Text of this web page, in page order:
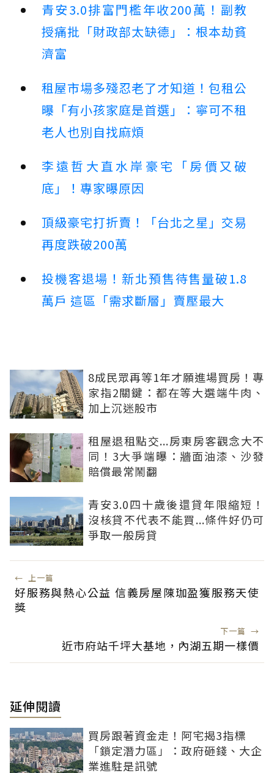
青安3.0排富門檻年收200萬！副教
授痛批「財政部太缺德」：根本劫貧
濟富
租屋市場多殘忍老了才知道！包租公
曝「有小孩家庭是首選」：寧可不租
老人也別自找麻煩
李遠哲大直水岸豪宅「房價又破
底」！專家曝原因
頂級豪宅打折賣！「台北之星」交易
再度跌破200萬
投機客退場！新北預售待售量破1.8
萬戶 這區「需求斷層」賣壓最大
8成民眾再等1年才願進場買房！專
家指2關鍵：都在等大選端牛肉、
加上沉迷股市
租屋退租點交...房東房客觀念大不
同！3大爭端曝：牆面油漆、沙發
賠償最常鬧翻
青安3.0四十歲後還貸年限縮短！
沒核貸不代表不能買...條件好仍可
爭取一般房貸
← 上一篇
好服務與熱心公益 信義房屋陳珈盈獲服務天使
獎
下一篇 →
近市府站千坪大基地，內湖五期一樣價
延伸閱讀
買房跟著資金走！阿宅揭3指標
「鎖定潛力區」：政府砸錢、大企
業進駐是訊號